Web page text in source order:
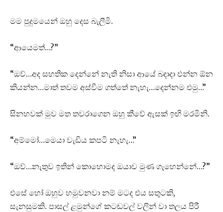
මම පුදුමයෙන් ඔහු දෙස බැලීමි.
“ආයෙමත්…?”
“ඔව්…අද සහතික දෙන්නේ නැති නිසා ආයේ බදාදා එන්න ඕන
කියන්න…මාත් තවම අස්වීම ගත්තේ නැහැ…දෙන්නම එමු…”
සිනහවක් මුව මත තවරාගෙන ඔහු කීවේ ඇසක් ඉඟි මරමිනි.
“අම්මෝ…මෙයා වැඩිය කපටි නැහැ…”
“ඔව්…නැතුව ඉතින් කොහොමද ඔයාව මුණ ගැහෙන්නේ…?”
එසේ හෝ ඔහුව හමුවනවා නම් මටද එය සතුටකි,
සැනසුමකි. පාසල් ළමුන්ගේ කටඬවල් වලින් වා තලය පිරී